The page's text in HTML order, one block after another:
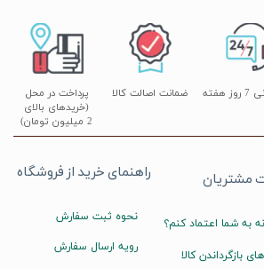
پرداخت در محل
(خریدهای بالای
2 میلیون تومان)
ضمانت اصالت کالا
راهنمای خرید از فروشگاه
نحوه ثبت سفارش
رویه ارسال سفارش
مشتریان
به شما اعتماد کنم؟
بازگرداندن کالا